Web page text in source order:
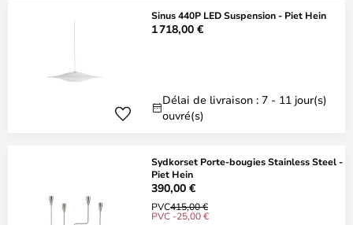
Sinus 440P LED Suspension - Piet Hein
1 718,00 €
Délai de livraison : 7 - 11 jour(s)
ouvré(s)
Sydkorset Porte-bougies Stainless Steel -
Piet Hein
390,00 €
PVC415,00 €
PVC -25,00 €